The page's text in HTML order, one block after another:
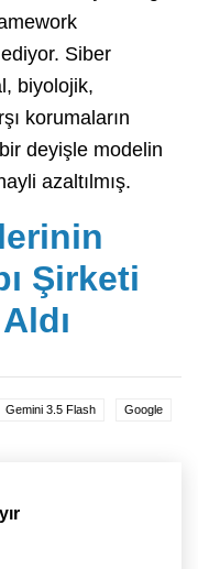
Siber
biyolojik,
korumaların
deyişle modelin
azaltılmış.
Şirketi
Gemini 3.5 Flash Google